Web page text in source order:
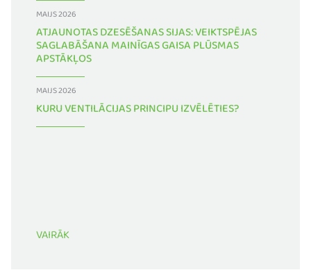
MAIJS 2026
ATJAUNOTAS DZESĒŠANAS SIJAS: VEIKTSPĒJAS
SAGLABĀŠANA MAINĪGAS GAISA PLŪSMAS
APSTĀKĻOS
MAIJS 2026
KURU VENTILĀCIJAS PRINCIPU IZVĒLĒTIES?
VAIRĀK